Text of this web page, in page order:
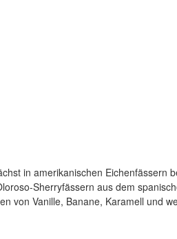
von Vanille, Banane, Karamell und